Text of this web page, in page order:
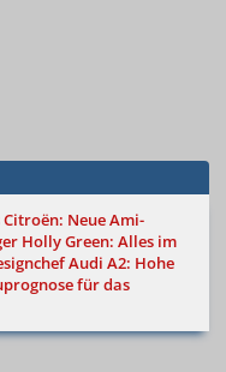
Citroën: Neue Ami-
Holly Green: Alles im
Audi A2: Hohe
für das